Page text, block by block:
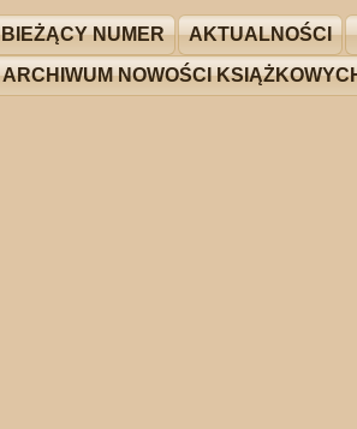
BIEŻĄCY NUMER AKTUALNOŚCI
ARCHIWUM NOWOŚCI